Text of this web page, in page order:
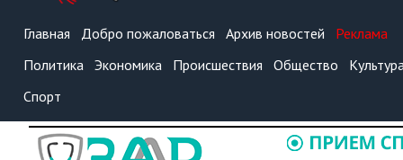
Главная Добро пожаловаться Архив новостей
Реклама
Политика Экономика Происшествия Общество
Спорт